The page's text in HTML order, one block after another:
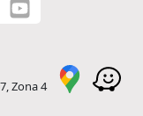
Zona 4